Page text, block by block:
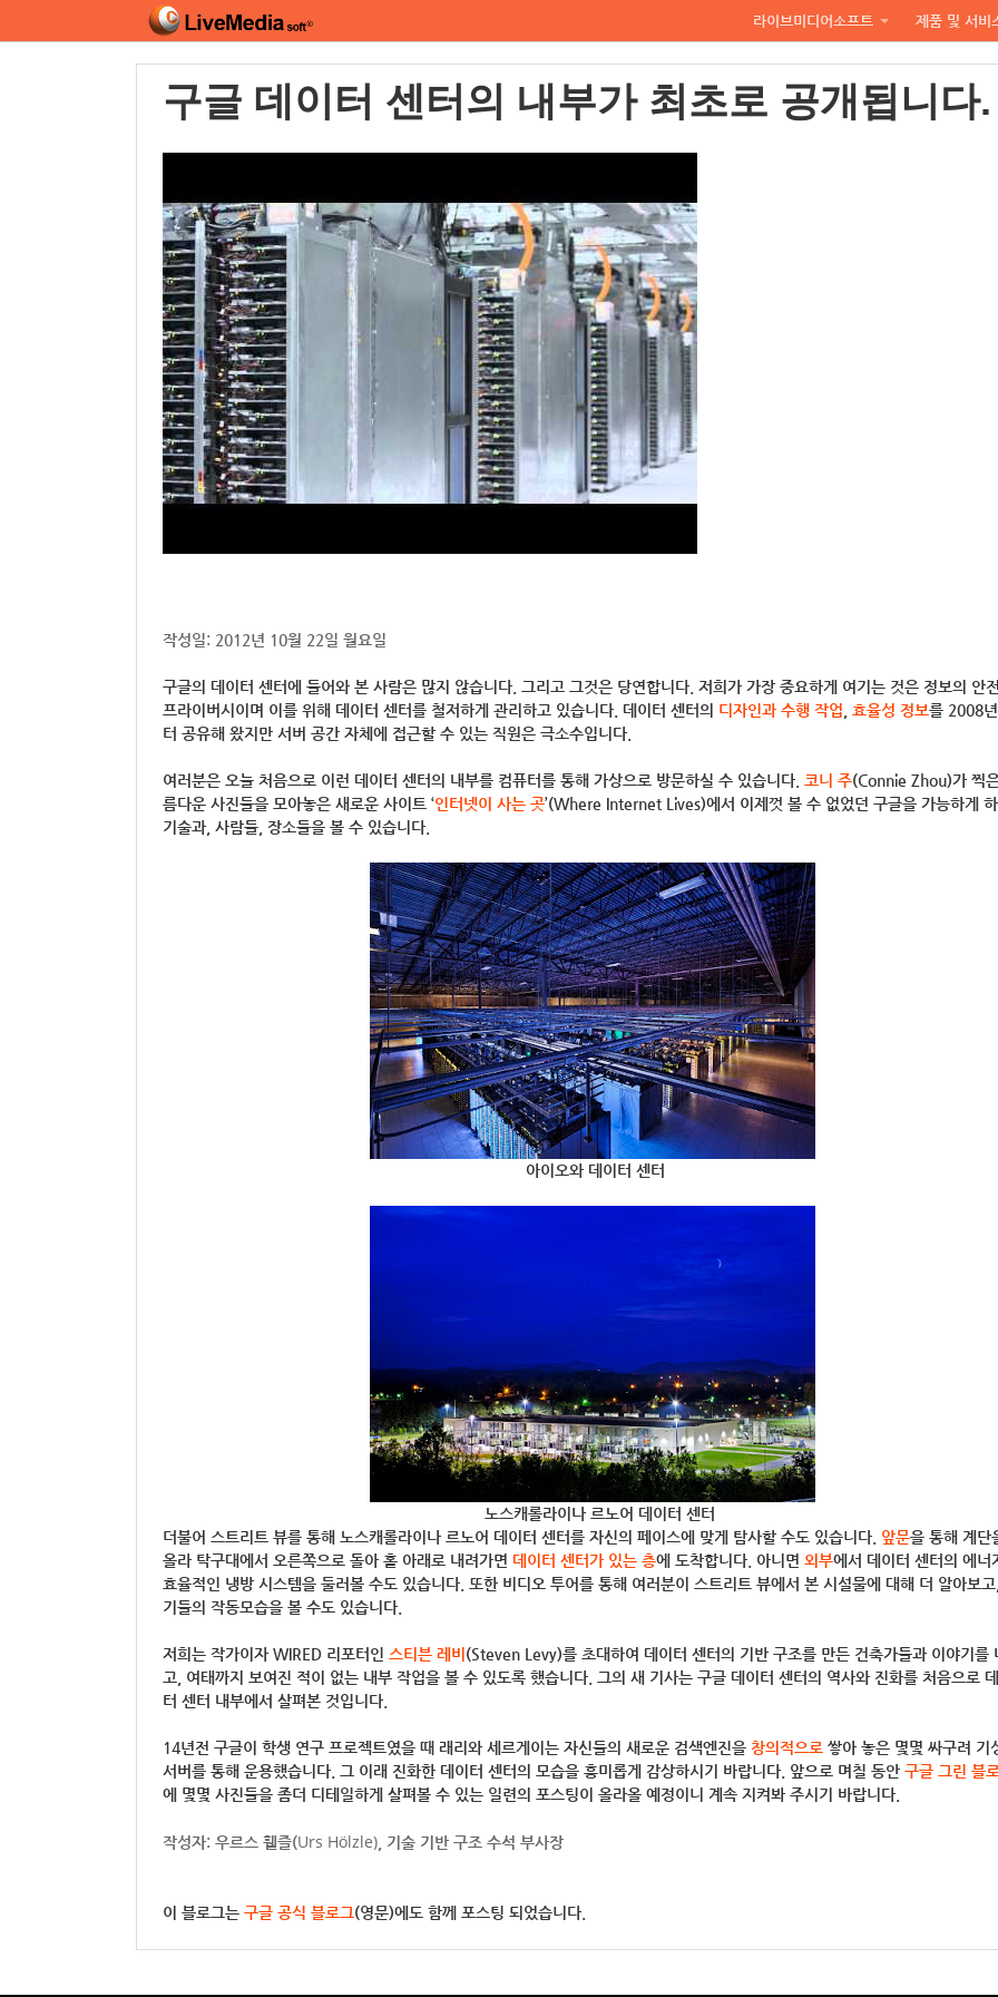
라이브미디어소프트 제품 및 서비
구글 데이터 센터의 내부가 최초로 공개됩니다.
작성일: 2012년 10월 22일 월요일
구글의 데이터 센터에 들어와 본 사람은 많지 않습니다. 그리고 그것은 당연합니다. 저희가 가장 중요하게 여기는 것은 정보의 안
프라이버시이며 이를 위해 데이터 센터를 철저하게 관리하고 있습니다. 데이터 센터의 디자인과 수행 작업 효율성 정보를 2008
터 공유해 왔지만 서버 공간 자체에 접근할 수 있는 직원은 극소수입니다.
여러분은 오늘 처음으로 이런 데이터 센터의 내부를 컴퓨터를 통해 가상으로 방문하실 수 있습니다. 코니 주(Connie Zhou)가 찍
름다운 사진들을 모아놓은 새로운 사이트 ‘인터넷이 사는 곳’(Where Internet Lives)에서 이제껏 볼 수 없었던 구글을 가능하게
기술과, 사람들, 장소들을 볼 수 있습니다.
아이오와 데이터 센터
노스캐롤라이나 르노어 데이터 센터
더불어 스트리트 뷰를 통해 노스캐롤라이나 르노어 데이터 센터를 자신의 페이스에 맞게 탐사할 수도 있습니다. 앞문을 통해 계단
올라 탁구대에서 오른쪽으로 돌아 홀 아래로 내려가면 데이터 센터가 있는 층에 도착합니다. 아니면 외부에서 데이터 센터의 에너
효율적인 냉방 시스템을 둘러볼 수도 있습니다. 또한 비디오 투어를 통해 여러분이 스트리트 뷰에서 본 시설물에 대해 더 알아보고,
기들의 작동모습을 볼 수도 있습니다.
저희는 작가이자 WIRED 리포터인 스티븐 레비 (Steven Levy)를 초대하여 데이터 센터의 기반 구조를 만든 건축가들과 이야기를
고, 여태까지 보여진 적이 없는 내부 작업을 볼 수 있도록 했습니다. 그의 새 기사는 구글 데이터 센터의 역사와 진화를 처음으로 데
터 센터 내부에서 살펴본 것입니다.
14년전 구글이 학생 연구 프로젝트였을 때 래리와 세르게이는 자신들의 새로운 검색엔진을 창의적으로 쌓아 놓은 몇몇 싸구려 기
서버를 통해 운용했습니다. 그 이래 진화한 데이터 센터의 모습을 흥미롭게 감상하시기 바랍니다. 앞으로 며칠 동안 구글 그린 블
에 몇몇 사진들을 좀더 디테일하게 살펴볼 수 있는 일련의 포스팅이 올라올 예정이니 계속 지켜봐 주시기 바랍니다.
작성자: 우르스 휄즐(Urs Hölzle) , 기술 기반 구조 수석 부사장
이 블로그는 구글 공식 블로그(영문)에도 함께 포스팅 되었습니다.